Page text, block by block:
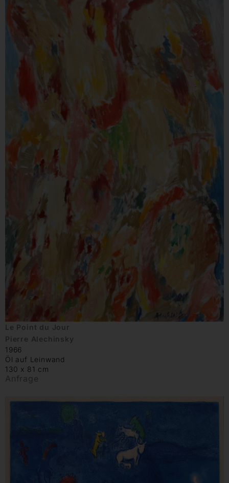
Le Point du Jour
Pierre Alechinsky
1966
Öl auf Leinwand
130 x 81 cm
Anfrage